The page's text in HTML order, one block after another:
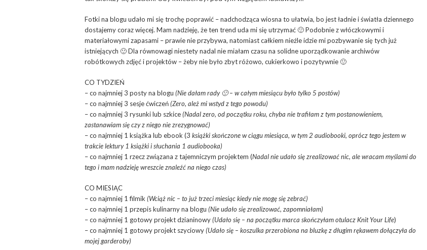
Fotki na blogu udało mi się trochę poprawić – nadchodząca wiosna to ułatwia, bo jest ładnie i światła dziennego
dostajemy coraz więcej. Mam nadzieję, że ten trend uda mi się utrzymać 🙂 Podobnie z włóczkowymi i
materiałowymi zapasami – prawie nie przybywa, natomiast całkiem nieźle idzie mi pozbywanie się tych już
istniejących 🙂 Dla równowagi niestety nadal nie miałam czasu na solidne uporządkowanie archiwów
robótkowych zdjęć i projektów – żeby nie było zbyt różowo, cukierkowo i pozytywnie 🙂
CO TYDZIEŃ
– co najmniej 3 posty na blogu (Nie dałam rady 🙁 – w całym miesiącu było tylko 5 postów)
– co najmniej 3 sesje ćwiczeń(Zero, ależ mi wstyd z tego powodu)
– co najmniej 3 rysunki lub szkice(Nadal zero, od początku roku, chyba nie trafiłam z tym postanowieniem,
zastanawiam się czy z niego nie zrezygnować)
– co najmniej 1 książka lub ebook (3 książki skończone w ciągu miesiąca, w tym 2 audiobooki, oprócz tego jestem w
trakcie lektury 1 książki i słuchania 1 audiobooka)
– co najmniej 1 rzecz związana z tajemniczym projektem (Nadal nie udało się zrealizować nic, ale wracam myślami do
tego i mam nadzieję wreszcie znaleźć na niego czas)
CO MIESIĄC
– co najmniej 1 filmik (Wciąż nic – to już trzeci miesiąc kiedy nie mogę się zebrać)
– co najmniej 1 przepis kulinarny na blogu (Nie udało się zrealizować, zapomniałam)
– co najmniej 1 gotowy projekt dzianinowy(Udało się – na początku marca skończyłam otulacz Knit Your Life)
– co najmniej 1 gotowy projekt szyciowy(Udało się – koszulka przerobiona na bluzkę z długim rękawem dołączyła do
mojej garderoby)